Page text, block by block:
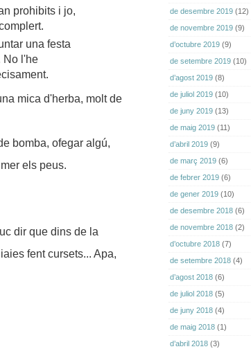
prohibits i jo,
una festa
No l'he
mica d'herba, molt de
bomba, ofegar algú,
els peus.
dir que dins de la
fent cursets... Apa,
de desembre 2019 (12)
de novembre 2019 (9)
d’octubre 2019 (9)
de setembre 2019 (10)
d’agost 2019 (8)
de juliol 2019 (10)
de juny 2019 (13)
de maig 2019 (11)
d’abril 2019 (9)
de març 2019 (6)
de febrer 2019 (6)
de gener 2019 (10)
de desembre 2018 (6)
de novembre 2018 (2)
d’octubre 2018 (7)
de setembre 2018 (4)
d’agost 2018 (6)
de juliol 2018 (5)
de juny 2018 (4)
de maig 2018 (1)
d’abril 2018 (3)